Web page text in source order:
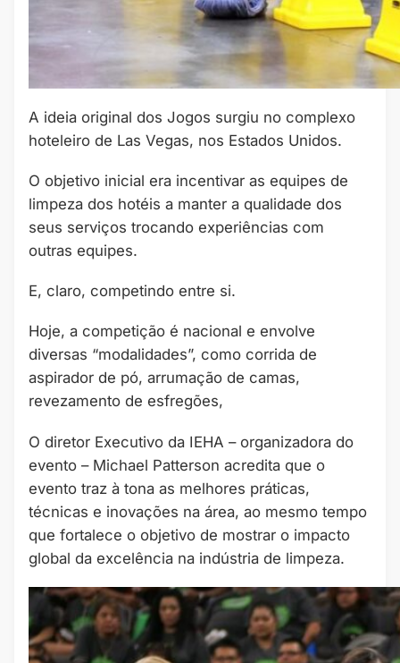
A ideia original dos Jogos surgiu no complexo
hoteleiro de Las Vegas, nos Estados Unidos.
O objetivo inicial era incentivar as equipes de
limpeza dos hotéis a manter a qualidade dos
seus serviços trocando experiências com
outras equipes.
E, claro, competindo entre si.
Hoje, a competição é nacional e envolve
diversas “modalidades”, como corrida de
aspirador de pó, arrumação de camas,
revezamento de esfregões,
O diretor Executivo da IEHA – organizadora do
evento – Michael Patterson acredita que o
evento traz à tona as melhores práticas,
técnicas e inovações na área, ao mesmo tempo
que fortalece o objetivo de mostrar o impacto
global da excelência na indústria de limpeza.